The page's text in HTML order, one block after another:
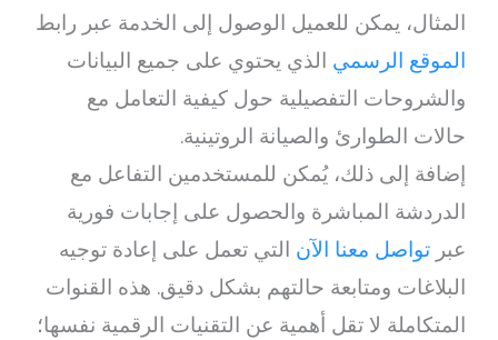
المثال، يمكن للعميل الوصول إلى الخدمة عبر رابط
الموقع الرسمي الذي يحتوي على جميع البيانات
والشروحات التفصيلية حول كيفية التعامل مع
حالات الطوارئ والصيانة الروتينية.
إضافة إلى ذلك، يُمكن للمستخدمين التفاعل مع
الدردشة المباشرة والحصول على إجابات فورية
عبرتواصل معنا الآن التي تعمل على إعادة توجيه
البلاغات ومتابعة حالتهم بشكل دقيق. هذه القنوات
المتكاملة لا تقل أهمية عن التقنيات الرقمية نفسها؛